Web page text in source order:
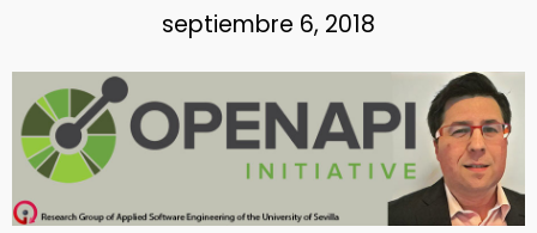
septiembre 6, 2018